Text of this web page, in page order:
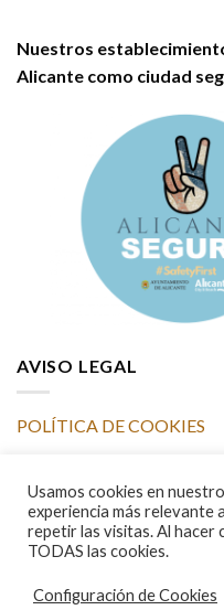
Nuestros
Alicante como ciudad
AVISO LEGAL
POLÍTICA DE COOKIES
Copyright 2026 ©
Usamos cookies en
experiencia más relevante
repetir las visitas. Al hacer
TODAS las cookies.
Configuración de Cookies